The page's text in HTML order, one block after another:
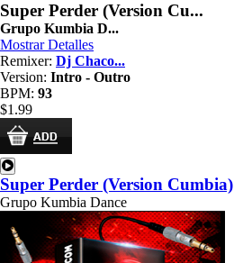
Super Perder (Version Cu...
Grupo Kumbia D...
Mostrar Detalles
Remixer: Dj Chaco...
Version: Intro - Outro
BPM: 93
$1.99
Super Perder (Version Cumbia)
Grupo Kumbia Dance